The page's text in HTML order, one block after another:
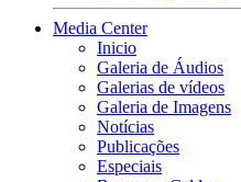
Media Center
Inicio
Galeria de Áudios
Galerias de vídeos
Galeria de Imagens
Notícias
Publicações
Especiais